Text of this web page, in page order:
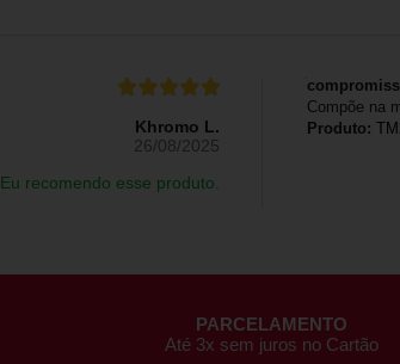
Khromo L.
26/08/2025
Eu recomendo esse produto.
Compõe na
Produto:
PARCELAMENTO
Até 3x sem juros no Cartão